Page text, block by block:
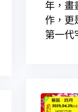
年，畫
作，更
第一代